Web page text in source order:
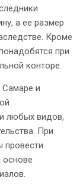
а ее размер
Кроме
при
конторе.
Самаре и
любых видов,
При
провести
основе